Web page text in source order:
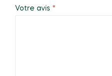
Votre avis *